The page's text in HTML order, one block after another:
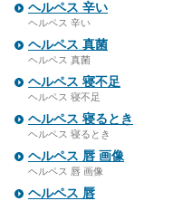
ヘルペス 辛い
ヘルペス 辛い
ヘルペス 真菌
ヘルペス 真菌
ヘルペス 寝不足
ヘルペス 寝不足
ヘルペス 寝るとき
ヘルペス 寝るとき
ヘルペス 唇 画像
ヘルペス 唇 画像
ヘルペス 唇